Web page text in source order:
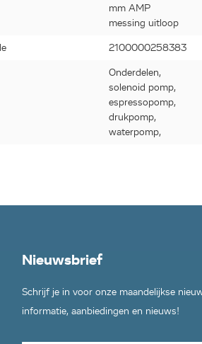
mm AMP
messing uitloop
2100000258383
Onderdelen,
solenoid pomp,
espressopomp,
drukpomp,
waterpomp,
Nieuwsbrief
Schrijf je in voor onze maandelijkse
informatie, aanbiedingen en nieuws!